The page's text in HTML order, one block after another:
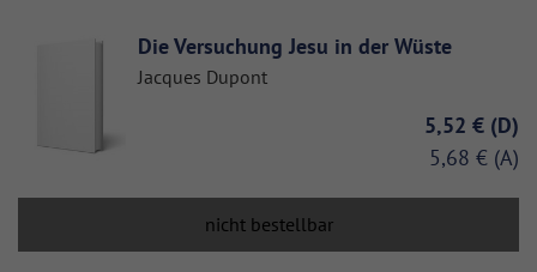
Die Versuchung Jesu in der Wüste
Jacques Dupont
5,52 €
5,68 €
nicht bestellbar